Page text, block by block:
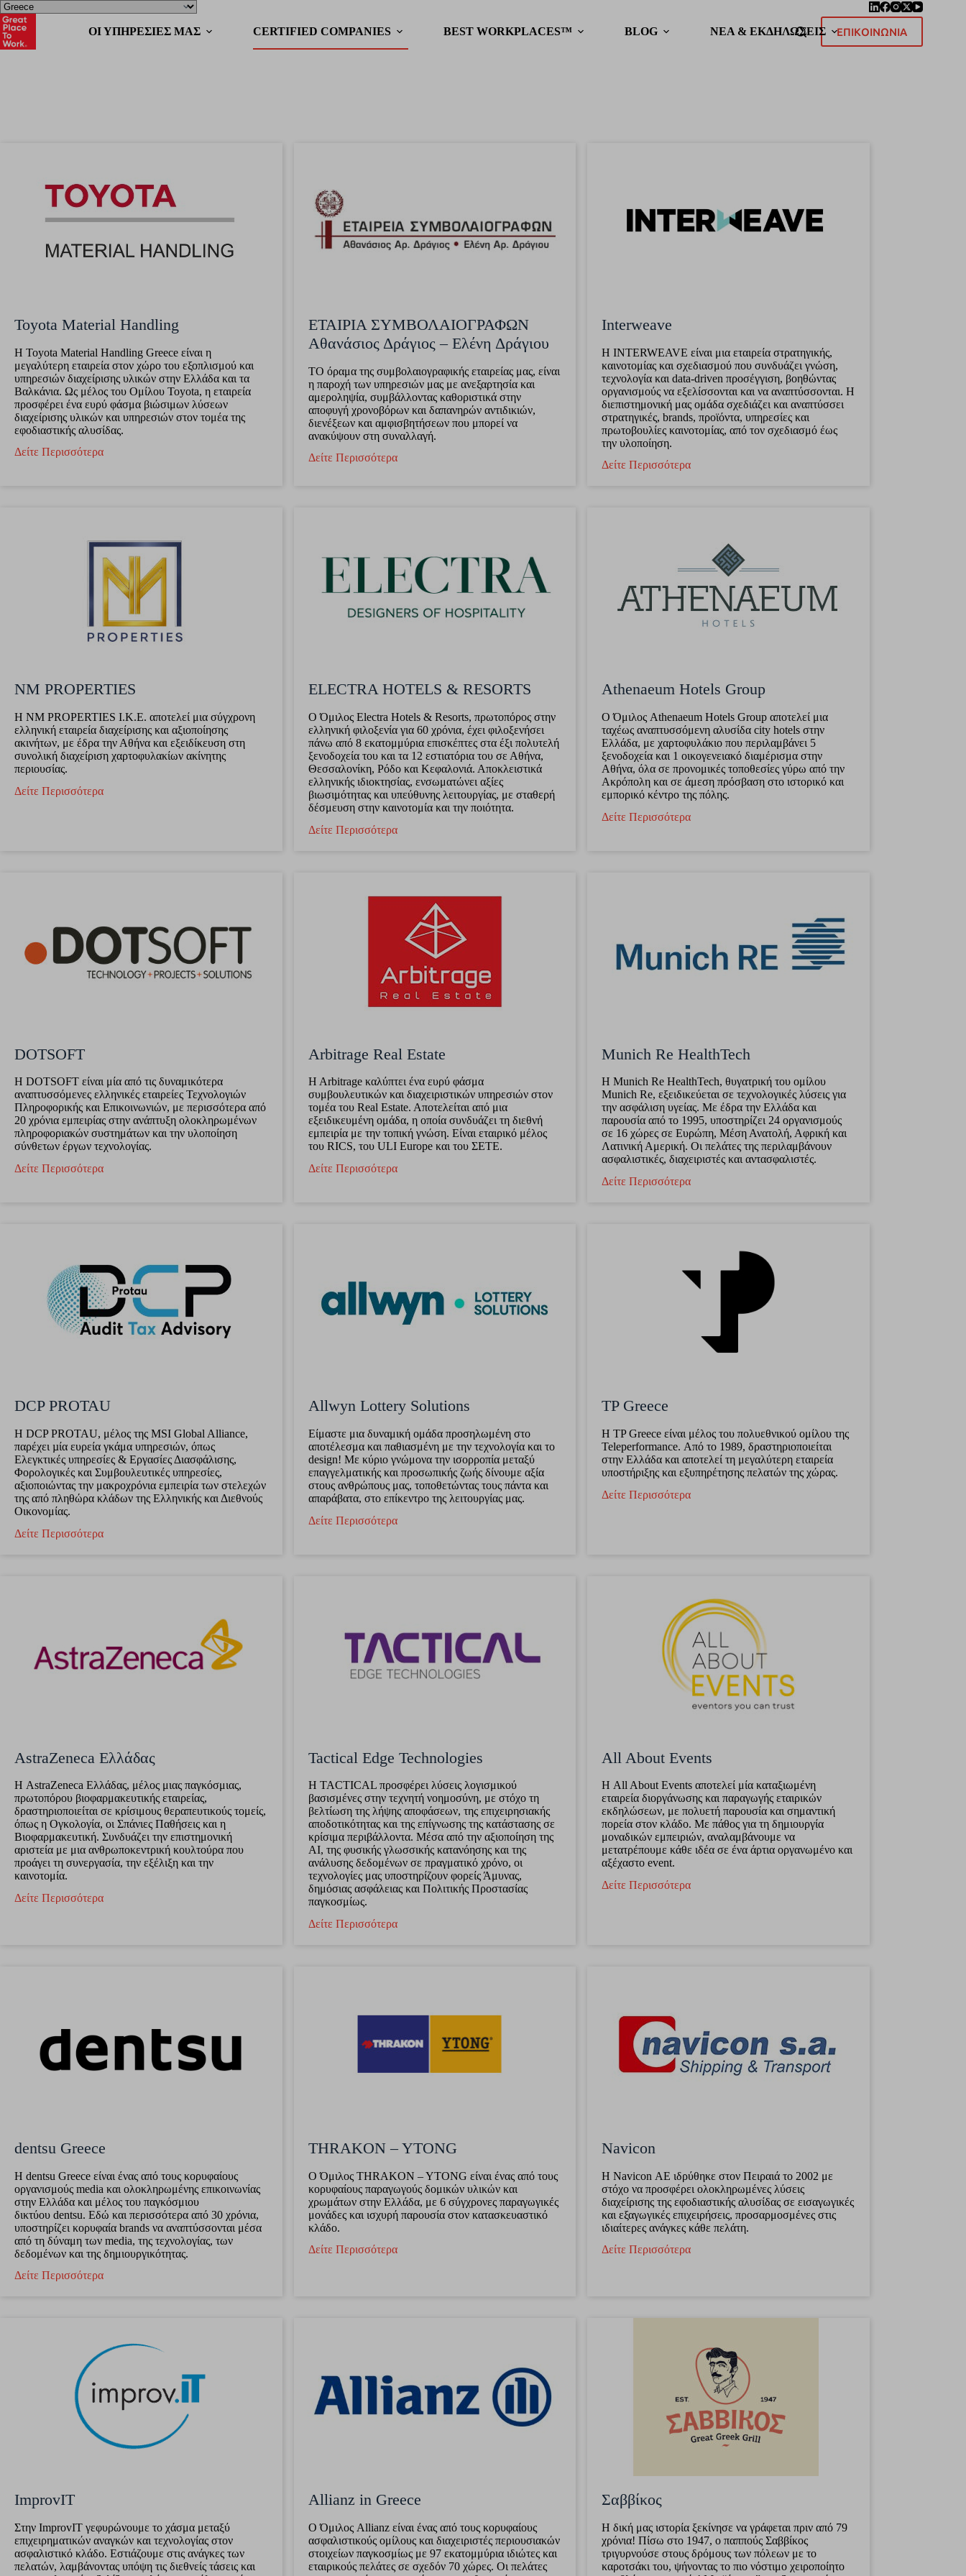
OΙ ΥΠΗΡΕΣΙΕΣ ΜΑΣ CERTIFIED COMPANIES BEST WORKPLACES™ BLOG ΝΕΑ & ΕΚΔΗΛΩΣΕΙΣ ΕΠΙΚΟΙΝΩΝΙΑ
Toyota Material Handling
H Toyota Material Handling Greece είναι η
μεγαλύτερη εταιρεία στον χώρο του εξοπλισμού και
υπηρεσιών διαχείρισης υλικών στην Ελλάδα και τα
Βαλκάνια. Ως μέλος του Ομίλου Toyota, η εταιρεία
προσφέρει ένα ευρύ φάσμα βιώσιμων λύσεων
διαχείρισης υλικών και υπηρεσιών στον τομέα της
εφοδιαστικής αλυσίδας.
Δείτε Περισσότερα
ΕΤΑΙΡΙΑ ΣΥΜΒΟΛΑΙΟΓΡΑΦΩΝ
Αθανάσιος Δράγιος – Ελένη Δράγιου
ΤΟ όραμα της συμβολαιογραφικής εταιρείας μας, είναι
η παροχή των υπηρεσιών μας με ανεξαρτησία και
αμεροληψία, συμβάλλοντας καθοριστικά στην
αποφυγή χρονοβόρων και δαπανηρών αντιδικιών,
διενέξεων και αμφισβητήσεων που μπορεί να
ανακύψουν στη συναλλαγή.
Δείτε Περισσότερα
Interweave
Η INTERWEAVE είναι μια εταιρεία στρατηγικής,
καινοτομίας και σχεδιασμού που συνδυάζει γνώση,
τεχνολογία και data-driven προσέγγιση, βοηθώντας
οργανισμούς να εξελίσσονται και να αναπτύσσονται. Η
διεπιστημονική μας ομάδα σχεδιάζει και αναπτύσσει
στρατηγικές, brands, προϊόντα, υπηρεσίες και
πρωτοβουλίες καινοτομίας, από τον σχεδιασμό έως
την υλοποίηση.
Δείτε Περισσότερα
NM PROPERTIES
Η NM PROPERTIES Ι.Κ.Ε. αποτελεί μια σύγχρονη
ελληνική εταιρεία διαχείρισης και αξιοποίησης
ακινήτων, με έδρα την Αθήνα και εξειδίκευση στη
συνολική διαχείριση χαρτοφυλακίων ακίνητης
περιουσίας.
Δείτε Περισσότερα
ELECTRA HOTELS & RESORTS
Ο Όμιλος Electra Hotels & Resorts, πρωτοπόρος στην
ελληνική φιλοξενία για 60 χρόνια, έχει φιλοξενήσει
πάνω από 8 εκατομμύρια επισκέπτες στα έξι πολυτελή
ξενοδοχεία του και τα 12 εστιατόρια του σε Αθήνα,
Θεσσαλονίκη, Ρόδο και Κεφαλονιά. Αποκλειστικά
ελληνικής ιδιοκτησίας, ενσωματώνει αξίες
βιωσιμότητας και υπεύθυνης λειτουργίας, με σταθερή
δέσμευση στην καινοτομία και την ποιότητα.
Δείτε Περισσότερα
Athenaeum Hotels Group
Ο Όμιλος Athenaeum Hotels Group αποτελεί μια
ταχέως αναπτυσσόμενη αλυσίδα city hotels στην
Ελλάδα, με χαρτοφυλάκιο που περιλαμβάνει 5
ξενοδοχεία και 1 οικογενειακό διαμέρισμα στην
Αθήνα, όλα σε προνομικές τοποθεσίες γύρω από την
Ακρόπολη και σε άμεση πρόσβαση στο ιστορικό και
εμπορικό κέντρο της πόλης.
Δείτε Περισσότερα
DOTSOFT
Η DOTSOFT είναι μία από τις δυναμικότερα
αναπτυσσόμενες ελληνικές εταιρείες Τεχνολογιών
Πληροφορικής και Επικοινωνιών, με περισσότερα από
20 χρόνια εμπειρίας στην ανάπτυξη ολοκληρωμένων
πληροφοριακών συστημάτων και την υλοποίηση
σύνθετων έργων τεχνολογίας.
Δείτε Περισσότερα
Arbitrage Real Estate
H Arbitrage καλύπτει ένα ευρύ φάσμα
συμβουλευτικών και διαχειριστικών υπηρεσιών στον
τομέα του Real Estate. Aποτελείται από μια
εξειδικευμένη ομάδα, η οποία συνδυάζει τη διεθνή
εμπειρία με την τοπική γνώση. Είναι εταιρικό μέλος
του RICS, του ULI Europe και του ΣΕΤΕ.
Δείτε Περισσότερα
Munich Re HealthTech
Η Munich Re HealthTech, θυγατρική του ομίλου
Munich Re, εξειδικεύεται σε τεχνολογικές λύσεις για
την ασφάλιση υγείας. Με έδρα την Ελλάδα και
παρουσία από το 1995, υποστηρίζει 24 οργανισμούς
σε 16 χώρες σε Ευρώπη, Μέση Ανατολή, Αφρική και
Λατινική Αμερική. Οι πελάτες της περιλαμβάνουν
ασφαλιστικές, διαχειριστές και αντασφαλιστές.
Δείτε Περισσότερα
DCP PROTAU
H DCP PROTAU, μέλος της MSI Global Alliance,
παρέχει µία ευρεία γκάμα υπηρεσιών, όπως
Ελεγκτικές υπηρεσίες & Εργασίες Διασφάλισης,
Φορολογικές και Συμβουλευτικές υπηρεσίες,
αξιοποιώντας την μακροχρόνια εμπειρία των στελεχών
της από πληθώρα κλάδων της Ελληνικής και Διεθνούς
Οικονομίας.
Δείτε Περισσότερα
Allwyn Lottery Solutions
Είμαστε μια δυναμική ομάδα προσηλωμένη στο
αποτέλεσμα και παθιασμένη με την τεχνολογία και το
design! Με κύριο γνώμονα την ισορροπία μεταξύ
επαγγελματικής και προσωπικής ζωής δίνουμε αξία
στους ανθρώπους μας, τοποθετώντας τους πάντα και
απαράβατα, στο επίκεντρο της λειτουργίας μας.
Δείτε Περισσότερα
TP Greece
Η TP Greece είναι μέλος του πολυεθνικού ομίλου της
Teleperformance. Από το 1989, δραστηριοποιείται
στην Ελλάδα και αποτελεί τη μεγαλύτερη εταιρεία
υποστήριξης και εξυπηρέτησης πελατών της χώρας.
Δείτε Περισσότερα
AstraZeneca Ελλάδας
Η AstraZeneca Ελλάδας, μέλος μιας παγκόσμιας,
πρωτοπόρου βιοφαρμακευτικής εταιρείας,
δραστηριοποιείται σε κρίσιμους θεραπευτικούς τομείς,
όπως η Ογκολογία, οι Σπάνιες Παθήσεις και η
Βιοφαρμακευτική. Συνδυάζει την επιστημονική
αριστεία με μια ανθρωποκεντρική κουλτούρα που
προάγει τη συνεργασία, την εξέλιξη και την
καινοτομία.
Δείτε Περισσότερα
Tactical Edge Technologies
Η TACTICAL προσφέρει λύσεις λογισμικού
βασισμένες στην τεχνητή νοημοσύνη, με στόχο τη
βελτίωση της λήψης αποφάσεων, της επιχειρησιακής
αποδοτικότητας και της επίγνωσης της κατάστασης σε
κρίσιμα περιβάλλοντα. Μέσα από την αξιοποίηση της
AI, της φυσικής γλωσσικής κατανόησης και της
ανάλυσης δεδομένων σε πραγματικό χρόνο, οι
τεχνολογίες μας υποστηρίζουν φορείς Άμυνας,
δημόσιας ασφάλειας και Πολιτικής Προστασίας
παγκοσμίως.
Δείτε Περισσότερα
All About Events
Η All About Events αποτελεί μία καταξιωμένη
εταιρεία διοργάνωσης και παραγωγής εταιρικών
εκδηλώσεων, με πολυετή παρουσία και σημαντική
πορεία στον κλάδο. Με πάθος για τη δημιουργία
μοναδικών εμπειριών, αναλαμβάνουμε να
μετατρέπουμε κάθε ιδέα σε ένα άρτια οργανωμένο και
αξέχαστο event.
Δείτε Περισσότερα
dentsu Greece
Η dentsu Greece είναι ένας από τους κορυφαίους
οργανισμούς media και ολοκληρωμένης επικοινωνίας
στην Ελλάδα και μέλος του παγκόσμιου
δικτύου dentsu. Εδώ και περισσότερα από 30 χρόνια,
υποστηρίζει κορυφαία brands να αναπτύσσονται μέσα
από τη δύναμη των media, της τεχνολογίας, των
δεδομένων και της δημιουργικότητας.
Δείτε Περισσότερα
THRAKON – YTONG
Ο Όμιλος THRAKON – YTONG είναι ένας από τους
κορυφαίους παραγωγούς δομικών υλικών και
χρωμάτων στην Ελλάδα, με 6 σύγχρονες παραγωγικές
μονάδες και ισχυρή παρουσία στον κατασκευαστικό
κλάδο.
Δείτε Περισσότερα
Navicon
Η Navicon ΑΕ ιδρύθηκε στον Πειραιά το 2002 με
στόχο να προσφέρει ολοκληρωμένες λύσεις
διαχείρισης της εφοδιαστικής αλυσίδας σε εισαγωγικές
και εξαγωγικές επιχειρήσεις, προσαρμοσμένες στις
ιδιαίτερες ανάγκες κάθε πελάτη.
Δείτε Περισσότερα
ImprovIT
Στην ImprovIT γεφυρώνουμε το χάσμα μεταξύ
επιχειρηματικών αναγκών και τεχνολογίας στον
ασφαλιστικό κλάδο. Εστιάζουμε στις ανάγκες των
πελατών, λαμβάνοντας υπόψη τις διεθνείς τάσεις και
Allianz in Greece
Ο Όμιλος Allianz είναι ένας από τους κορυφαίους
ασφαλιστικούς ομίλους και διαχειριστές περιουσιακών
στοιχείων παγκοσμίως με 97 εκατομμύρια ιδιώτες και
εταιρικούς πελάτες σε σχεδόν 70 χώρες. Οι πελάτες
Σαββίκος
Η δική μας ιστορία ξεκίνησε να γράφεται πριν από 79
χρόνια! Πίσω στο 1947, ο παππούς Σαββίκος
τριγυρνούσε στους δρόμους των πόλεων με το
καροτσάκι του, ψήνοντας το πιο νόστιμο χειροποίητο